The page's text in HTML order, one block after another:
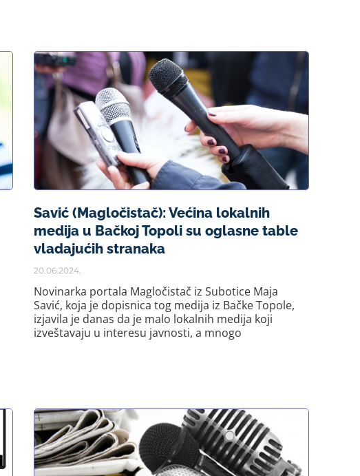
Savić (Magločistač): Većina lokalnih
medija u Bačkoj Topoli su oglasne table
vladajućih stranaka
20.06.2024.
Novinarka portala Magločistač iz Subotice Maja
Savić, koja je dopisnica tog medija iz Bačke Topole,
izjavila je danas da je malo lokalnih medija koji
izveštavaju u interesu javnosti, a mnogo